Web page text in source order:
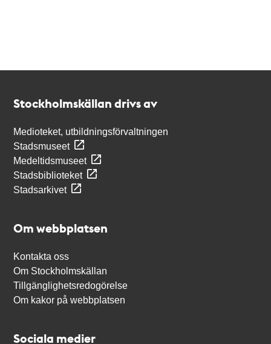
Stockholmskällan drivs av
Medioteket, utbildningsförvaltningen
Stadsmuseet
Medeltidsmuseet
Stadsbiblioteket
Stadsarkivet
Om webbplatsen
Kontakta oss
Om Stockholmskällan
Tillgänglighetsredogörelse
Om kakor på webbplatsen
Sociala medier